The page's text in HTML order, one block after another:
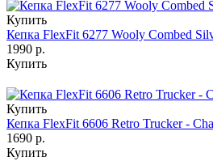
Купить
Кепка FlexFit 6277 Wooly Combed
1990 р.
Купить
Купить
Кепка FlexFit 6606 Retro Trucker -
1690 р.
Купить